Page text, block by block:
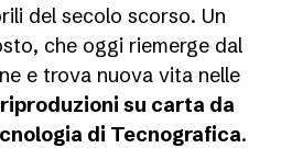
del secolo scorso. Un
che oggi riemerge dal
e trova nuova vita nelle
su carta da
di Tecnografica.